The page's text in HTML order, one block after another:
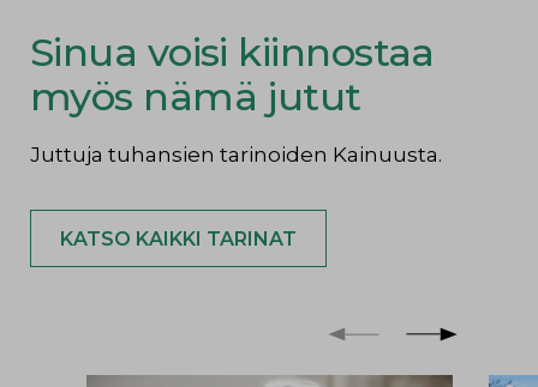
Sinua voisi kiinnostaa
myös nämä jutut
Juttuja tuhansien tarinoiden Kainuusta.
KATSO KAIKKI TARINAT